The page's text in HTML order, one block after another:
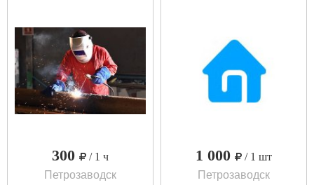
300
/ 1 ч
Петрозаводск
1 000
/ 1 шт
Петрозаводск